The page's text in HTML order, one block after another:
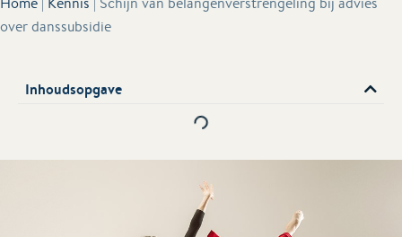
over danssubsidie
Inhoudsopgave